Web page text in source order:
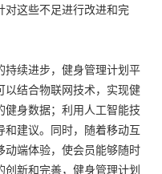
对这些不足进行改进和完
持续进步，健身管理计划平
以结合物联网技术，实现健
身数据；利用人工智能技
建议。同时，随着移动互
端体验，使会员能够随时
新和完善，健身管理计划